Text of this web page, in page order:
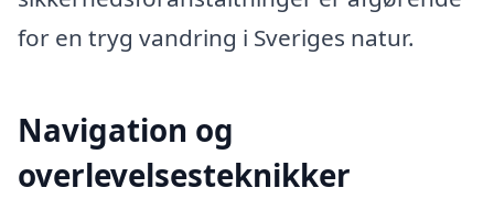
for en tryg vandring i Sveriges natur.
Navigation og
overlevelsesteknikker